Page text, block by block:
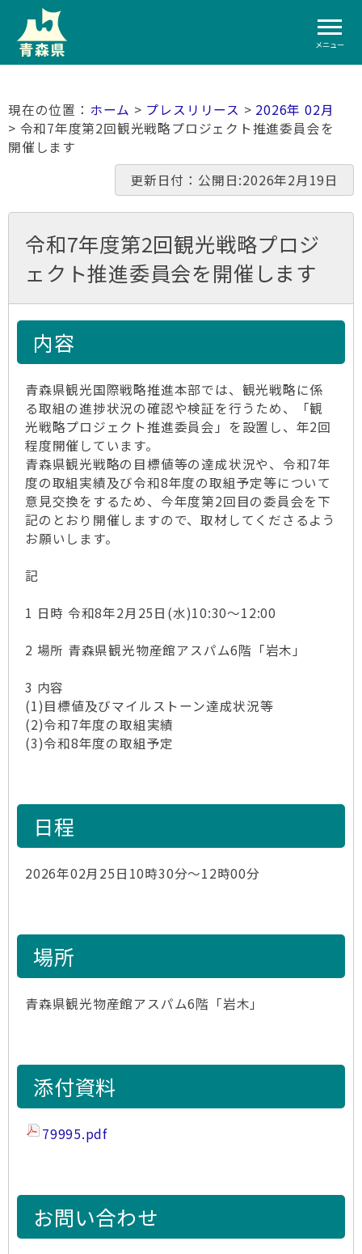
メニュー
ホーム > プレスリリース > 2026年 02月
> 令和7年度第2回観光戦略プロジェクト推進委員会を
開催します
更新日付：公開日:2026年2月19日
令和7年度第2回観光戦略プロジ
ェクト推進委員会を開催します
内容
青森県観光国際戦略推進本部では、観光戦略に係
る取組の進捗状況の確認や検証を行うため、「観
光戦略プロジェクト推進委員会」を設置し、年2回
程度開催しています。
青森県観光戦略の目標値等の達成状況や、令和7年
度の取組実績及び令和8年度の取組予定等について
意見交換をするため、今年度第2回目の委員会を下
記のとおり開催しますので、取材してくださるよう
お願いします。
記
1 日時 令和8年2月25日(水)10:30～12:00
2 場所 青森県観光物産館アスパム6階「岩木」
3 内容
(1)目標値及びマイルストーン達成状況等
(2)令和7年度の取組実績
(3)令和8年度の取組予定
日程
2026年02月25日10時30分～12時00分
場所
青森県観光物産館アスパム6階「岩木」
添付資料
79995.pdf
お問い合わせ